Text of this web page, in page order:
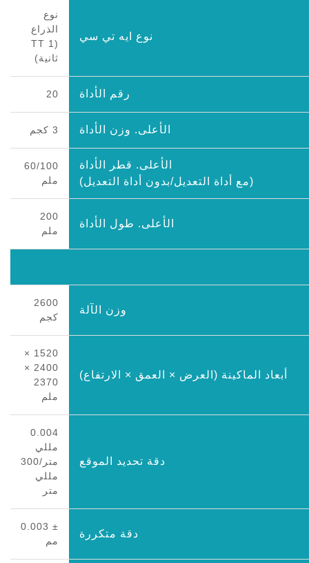
نوع ايه تي سي
نوع
الذراع
(TT 1
ثانية)
رقم الأداة 20
الأعلى. وزن الأداة 3 كجم
الأعلى. قطر الأداة
(مع أداة التعديل/بدون أداة التعديل)
60/100
ملم
الأعلى. طول الأداة
200
ملم
وزن الآلة
2600
كجم
أبعاد الماكينة (العرض × العمق × الارتفاع)
1520 ×
2400 ×
2370
ملم
دقة تحديد الموقع
0.004
مللي
متر/300
مللي
متر
دقة متكررة
± 0.003
مم